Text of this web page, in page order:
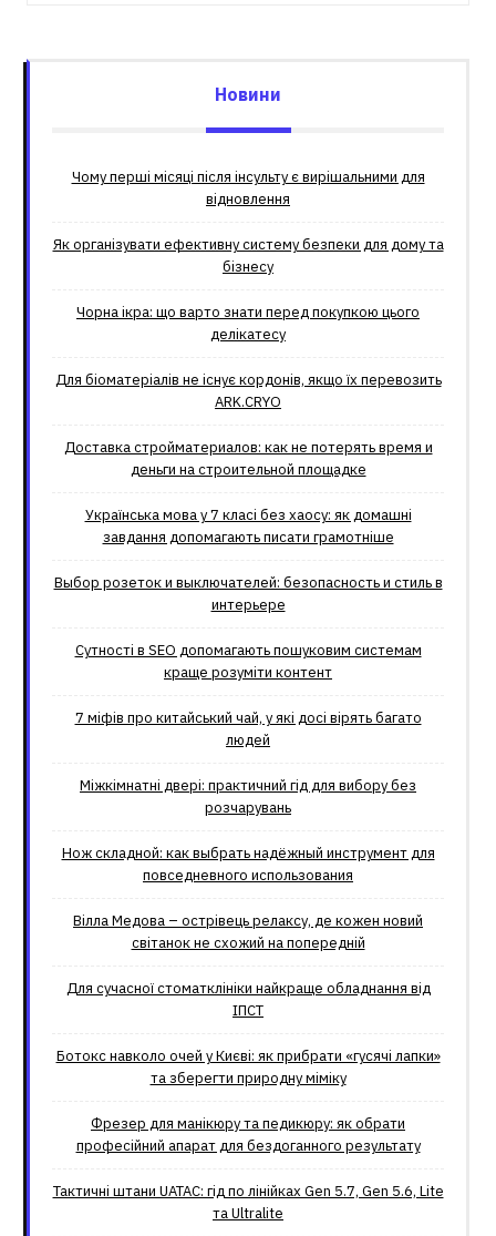
Новини
Чому перші місяці після інсульту є вирішальними для
відновлення
Як організувати ефективну систему безпеки для дому та
бізнесу
Чорна ікра: що варто знати перед покупкою цього
делікатесу
Для біоматеріалів не існує кордонів, якщо їх перевозить
ARK.CRYO
Доставка стройматериалов: как не потерять время и
деньги на строительной площадке
Українська мова у 7 класі без хаосу: як домашні
завдання допомагають писати грамотніше
Выбор розеток и выключателей: безопасность и стиль в
интерьере
Сутності в SEO допомагають пошуковим системам
краще розуміти контент
7 міфів про китайський чай, у які досі вірять багато
людей
Міжкімнатні двері: практичний гід для вибору без
розчарувань
Нож складной: как выбрать надёжный инструмент для
повседневного использования
Вілла Медова – острівець релаксу, де кожен новий
світанок не схожий на попередній
Для сучасної стоматклініки найкраще обладнання від
ІПСТ
Ботокс навколо очей у Києві: як прибрати «гусячі лапки»
та зберегти природну міміку
Фрезер для манікюру та педикюру: як обрати
професійний апарат для бездоганного результату
Тактичні штани UATAC: гід по лінійках Gen 5.7, Gen 5.6, Lite
та Ultralite